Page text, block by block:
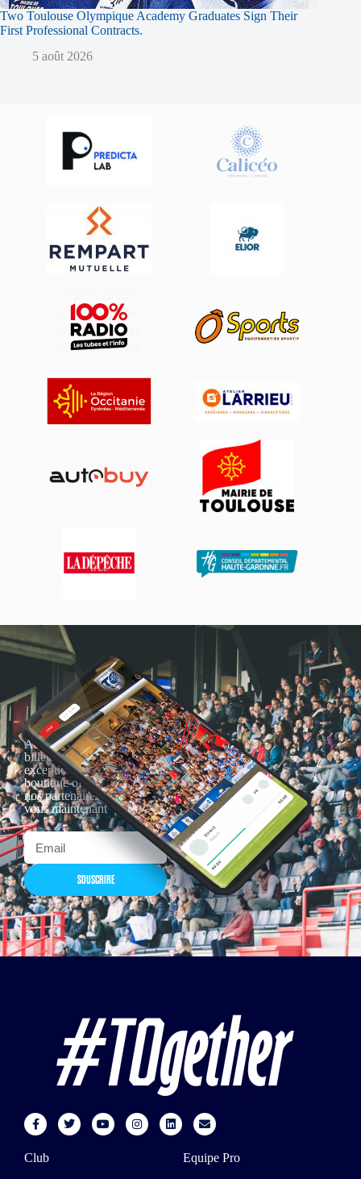
Two Toulouse Olympique Academy Graduates Sign Their
First Professional Contracts.
5 août 2026
Actualités, nouveautés,
billetterie, remises
exceptionnelles dans la
boutique officielles & chez
nos partenaires… Inscrivez-
vous maintenant
SOUSCRIRE
Club Equipe Pro